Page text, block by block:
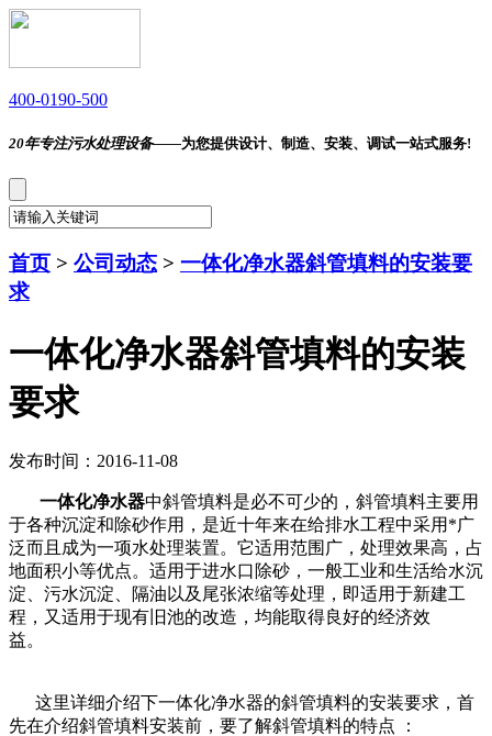
400-0190-500
20年专注污水处理设备——为您提供设计、制造、安装、调试一站式服务!
首页 > 公司动态 > 一体化净水器斜管填料的安装要
求
一体化净水器斜管填料的安装
要求
发布时间：2016-11-08
一体化净水器中斜管填料是必不可少的，斜管填料主要用
于各种沉淀和除砂作用，是近十年来在给排水工程中采用*广
泛而且成为一项水处理装置。它适用范围广，处理效果高，占
地面积小等优点。适用于进水口除砂，一般工业和生活给水沉
淀、污水沉淀、隔油以及尾张浓缩等处理，即适用于新建工
程，又适用于现有旧池的改造，均能取得良好的经济效
益。
这里详细介绍下一体化净水器的斜管填料的安装要求，首
先在介绍斜管填料安装前，要了解斜管填料的特点 ：